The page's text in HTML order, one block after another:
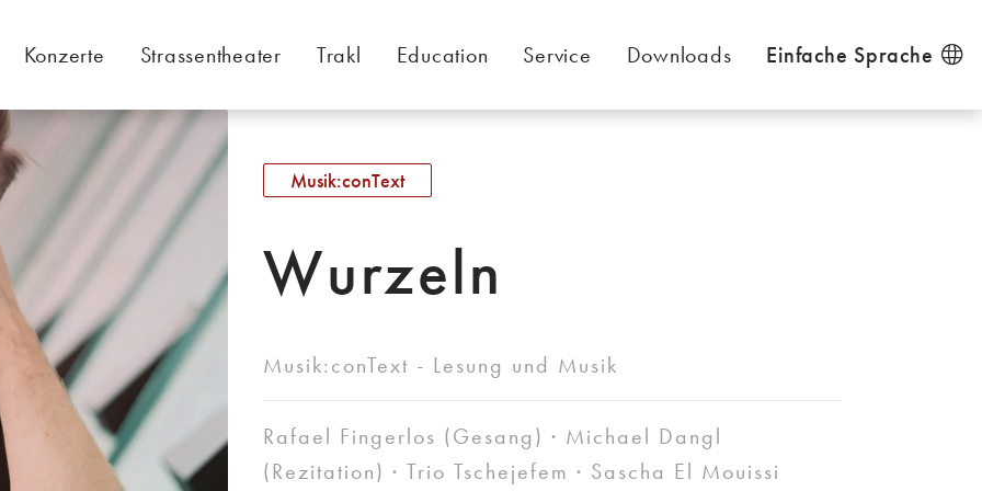
Konzerte Strassentheater Trakl Education Service Downloads Einfache Sprache
Musik:conText
Wurzeln
Musik:conText - Lesung und Musik
Rafael Fingerlos (Gesang) · Michael Dangl
(Rezitation) · Trio Tschejefem · Sascha El Mouissi